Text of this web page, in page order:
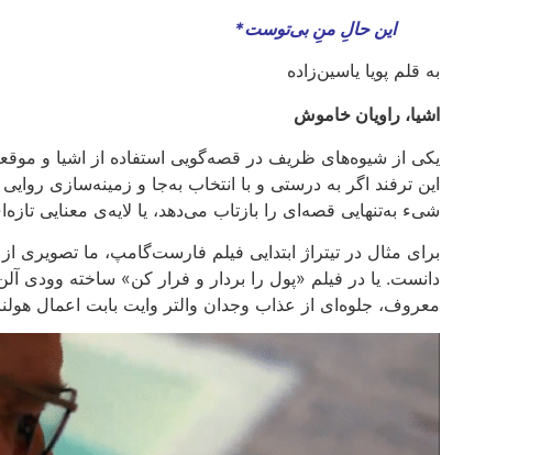
این حالِ منِ بی‌توست*
به قلم پویا یاسین‌زاده
اشیا، راویان خاموش
یکی از شیوه‌های ظریف در قصه‌گویی استفاده از اشیا و
این ترفند اگر به درستی و با انتخاب به‌جا و زمینه‌سازی
شیء به‌تنهایی قصه‌ای را بازتاب می‌دهد، یا لایه‌ی معنایی
برای مثال در تیتراژ ابتدایی فیلم فارست‌گامپ، ما
دانست. یا در فیلم «پول را بردار و فرار کن» ساخته وودی
معروف، جلوه‌ای از عذاب وجدان والتر وایت بابت اعمال